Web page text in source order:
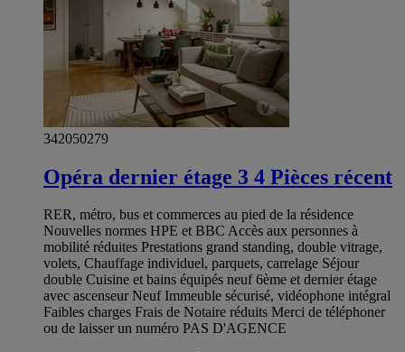
342050279
Opéra dernier étage 3 4 Pièces récent
RER, métro, bus et commerces au pied de la résidence
Nouvelles normes HPE et BBC Accès aux personnes à
mobilité réduites Prestations grand standing, double vitrage,
volets, Chauffage individuel, parquets, carrelage Séjour
double Cuisine et bains équipés neuf 6ème et dernier étage
avec ascenseur Neuf Immeuble sécurisé, vidéophone intégral
Faibles charges Frais de Notaire réduits Merci de téléphoner
ou de laisser un numéro PAS D'AGENCE